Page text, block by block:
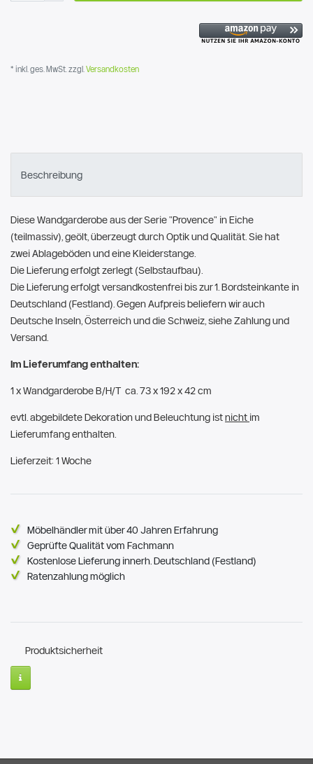
* inkl. ges. MwSt. zzgl. Versandkosten
Beschreibung
Diese Wandgarderobe aus der Serie "Provence" in Eiche
(teilmassiv), geölt, überzeugt durch Optik und Qualität. Sie hat
zwei Ablageböden und eine Kleiderstange.
Die Lieferung erfolgt zerlegt (Selbstaufbau).
Die Lieferung erfolgt versandkostenfrei bis zur 1. Bordsteinkante in
Deutschland (Festland). Gegen Aufpreis beliefern wir auch
Deutsche Inseln, Österreich und die Schweiz, siehe Zahlung und
Versand.
Im Lieferumfang enthalten:
1 x Wandgarderobe B/H/T ca. 73 x 192 x 42 cm
evtl. abgebildete Dekoration und Beleuchtung istnicht im
Lieferumfang enthalten.
Lieferzeit: 1 Woche
Möbelhändler mit über 40 Jahren Erfahrung
Geprüfte Qualität vom Fachmann
Kostenlose Lieferung innerh. Deutschland (Festland)
Ratenzahlung möglich
Produktsicherheit